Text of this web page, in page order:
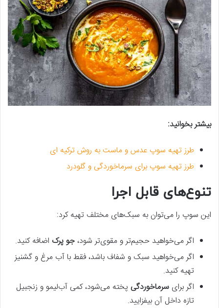
بیشتر بخوانید:
طرز تهیه سوپ عدس و ماست به روش ترکیه ای
طرز تهیه سوپ برای سرماخوردگی و گلودرد
تنوع‌های قابل اجرا
این سوپ را می‌توان به سبک‌های مختلف تهیه کرد:
اگر می‌خواهید حجیم‌تر و مقوی‌تر شود، جو پرک اضافه کنید.
اگر می‌خواهید سبک و شفاف باشد، فقط با آب مرغ و گشنیز
تهیه کنید.
اگر برای سرماخوردگی پخته می‌شود، کمی آب‌لیمو و زنجبیل
تازه داخل آن بیفزایید.